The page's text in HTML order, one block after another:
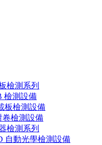
檢測系列
檢測設備
板檢測設備
卷檢測設備
檢測系列
自動光學檢測設備